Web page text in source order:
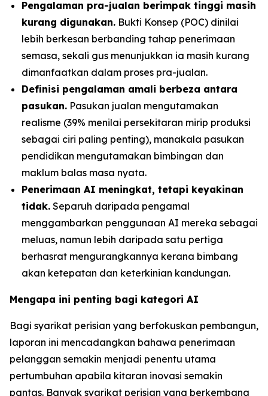
Pengalaman pra-jualan berimpak tinggi masih
kurang digunakan. Bukti Konsep (POC) dinilai
lebih berkesan berbanding tahap penerimaan
semasa, sekali gus menunjukkan ia masih kurang
dimanfaatkan dalam proses pra-jualan.
Definisi pengalaman amali berbeza antara
pasukan. Pasukan jualan mengutamakan
realisme (39% menilai persekitaran mirip produksi
sebagai ciri paling penting), manakala pasukan
pendidikan mengutamakan bimbingan dan
maklum balas masa nyata.
Penerimaan AI meningkat, tetapi keyakinan
tidak. Separuh daripada pengamal
menggambarkan penggunaan AI mereka sebagai
meluas, namun lebih daripada satu pertiga
berhasrat mengurangkannya kerana bimbang
akan ketepatan dan keterkinian kandungan.
Mengapa ini penting bagi kategori AI
Bagi syarikat perisian yang berfokuskan pembangun,
laporan ini mencadangkan bahawa penerimaan
pelanggan semakin menjadi penentu utama
pertumbuhan apabila kitaran inovasi semakin
pantas. Banyak syarikat perisian yang berkembang